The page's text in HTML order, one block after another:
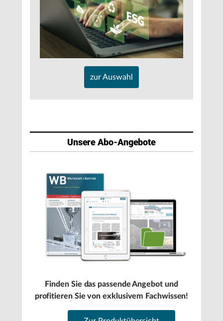
zur Auswahl
Unsere Abo-Angebote
Finden Sie das passende Angebot und
profitieren Sie von exklusivem Fachwissen!